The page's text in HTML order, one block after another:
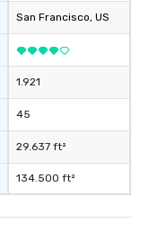
San Francisco, US
1.921
45
29.637 ft²
134.500 ft²